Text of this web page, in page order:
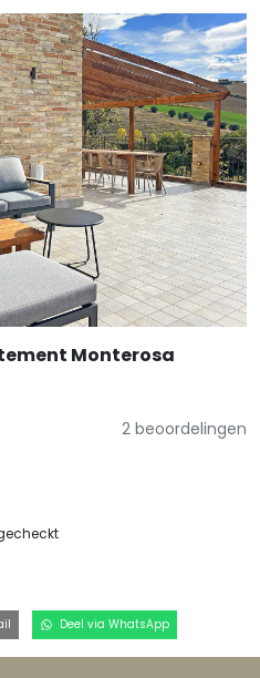
Monterosa
2 beoordelingen
Deel via WhatsApp